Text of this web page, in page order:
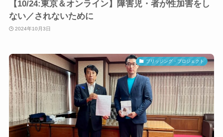
【10/24:東京＆オンライン】障害児・者が性加害をし
ない／されないために
2024年10月3日
ブリッジング・プロジェクト